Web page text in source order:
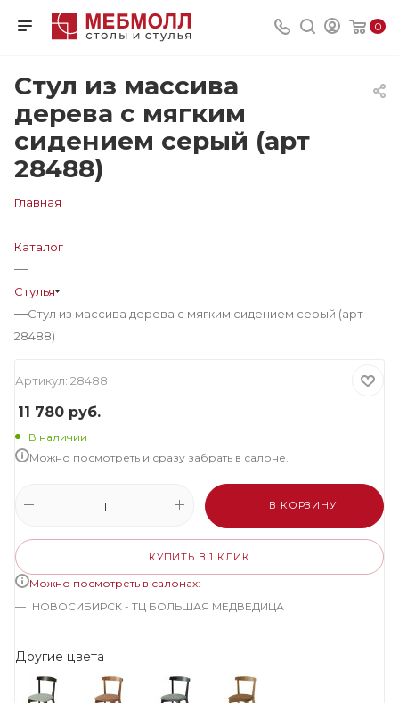
0
Стул из массива
дерева с мягким
сидением серый (арт
28488)
Главная
—
Каталог
—
Стулья
—Стул из массива дерева с мягким сидением серый (арт
28488)
Артикул: 28488
11 780 руб.
В наличии
Можно посмотреть и сразу забрать в салоне.
В КОРЗИНУ
КУПИТЬ В 1 КЛИК
Можно посмотреть в салонах:
НОВОСИБИРСК - ТЦ БОЛЬШАЯ МЕДВЕДИЦА
Другие цвета